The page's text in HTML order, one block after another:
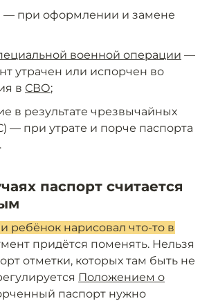
— при оформлении и замене
военной операции —
утрачен или испорчен во
в СВО;
в результате чрезвычайных
— при утрате и порче паспорта
паспорт считается
ребёнок нарисовал что-то в
придётся поменять. Нельзя
отметки, которых там быть не
Положением о
паспорт нужно